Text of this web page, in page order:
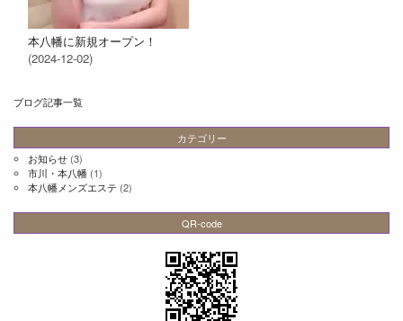
本八幡に新規オープン！
(2024-12-02)
ブログ記事一覧
カテゴリー
お知らせ (3)
市川・本八幡 (1)
本八幡メンズエステ (2)
QR-code